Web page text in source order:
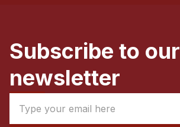
Subscribe to our
newsletter